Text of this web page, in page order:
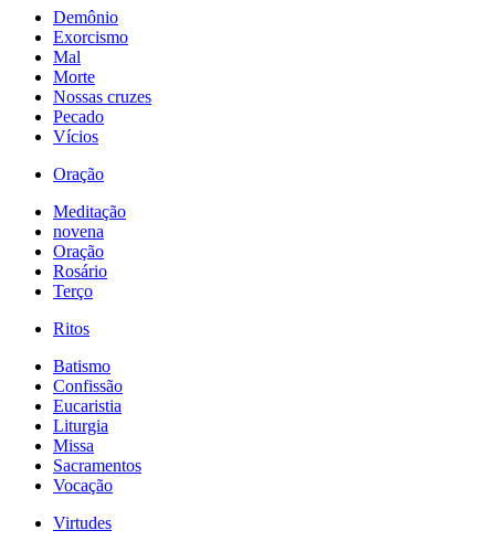
Demônio
Exorcismo
Mal
Morte
Nossas cruzes
Pecado
Vícios
Oração
Meditação
novena
Oração
Rosário
Terço
Ritos
Batismo
Confissão
Eucaristia
Liturgia
Missa
Sacramentos
Vocação
Virtudes